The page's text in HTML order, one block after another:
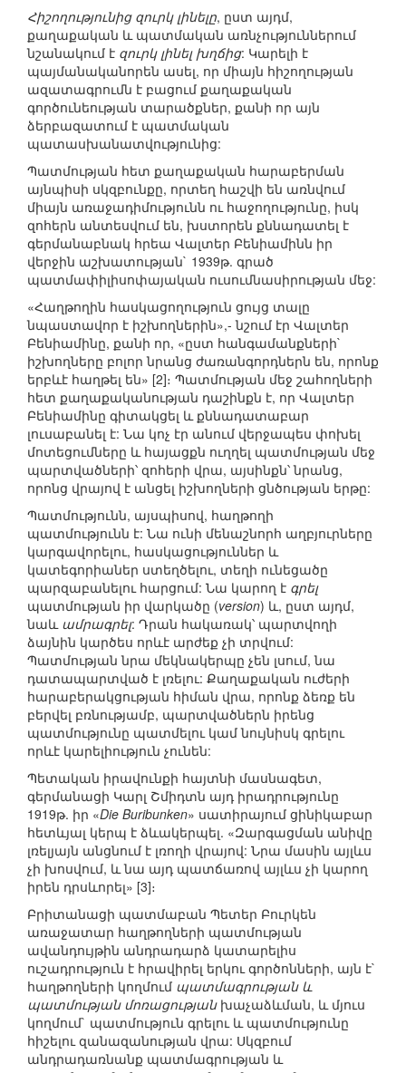
Հիշողությունից զուրկ լինելը, ըստ այդմ,
քաղաքական և պատմական առնչություններում
նշանակում է զուրկ լինել խղճից: Կարելի է
պայմանականորեն ասել, որ միայն հիշողության
ազատագրումն է բացում քաղաքական
գործունեության տարածքներ, քանի որ այն
ձերբազատում է պատմական
պատասխանատվությունից:
Պատմության հետ քաղաքական հարաբերման
այնպիսի սկզբունքը, որտեղ հաշվի են առնվում
միայն առաջադիմությունն ու հաջողությունը, իսկ
զոհերն անտեսվում են, խստորեն քննադատել է
գերմանաբնակ հրեա Վալտեր Բենիամինն իր
վերջին աշխատության` 1939թ. գրած
պատմափիլիսոփայական ուսումնասիրության մեջ:
«Հաղթողին հասկացողություն ցույց տալը
նպաստավոր է իշխողներին»,- նշում էր Վալտեր
Բենիամինը, քանի որ, «ըստ հանգամանքների`
իշխողները բոլոր նրանց ժառանգորդներն են, որոնք
երբևէ հաղթել են» [2]։ Պատմության մեջ շահողների
հետ քաղաքականության դաշինքն է, որ Վալտեր
Բենիամինը գիտակցել և քննադատաբար
լուսաբանել է: Նա կոչ էր անում վերջապես փոխել
մոտեցումները և հայացքն ուղղել պատմության մեջ
պարտվածների՝ զոհերի վրա, այսինքն՝ նրանց,
որոնց վրայով է անցել իշխողների ցնծության երթը:
Պատմությունն, այսպիսով, հաղթողի
պատմությունն է: Նա ունի մենաշնորհ աղբյուրները
կարգավորելու, հասկացություններ և
կատեգորիաներ ստեղծելու, տեղի ունեցածը
պարզաբանելու հարցում: Նա կարող է գրել
պատմության իր վարկածը (version) և, ըստ այդմ,
նաև ամրագրել: Դրան հակառակ՝ պարտվողի
ձայնին կարծես որևէ արժեք չի տրվում:
Պատմության նրա մեկնակերպը չեն լսում, նա
դատապարտված է լռելու: Քաղաքական ուժերի
հարաբերակցության հիման վրա, որոնք ձեռք են
բերվել բռնությամբ, պարտվածներն իրենց
պատմությունը պատմելու կամ նույնիսկ գրելու
որևէ կարելիություն չունեն:
Պետական իրավունքի հայտնի մասնագետ,
գերմանացի Կարլ Շմիդտն այդ իրադրությունը
1919թ. իր «Die Buribunken» սատիրայում ցինիկաբար
հետևյալ կերպ է ձևակերպել. «Զարգացման անիվը
լռելյայն անցնում է լռողի վրայով: Նրա մասին այլևս
չի խոսվում, և նա այդ պատճառով այլևս չի կարող
իրեն դրսևորել» [3]։
Բրիտանացի պատմաբան Պետեր Բուրկեն
առաջատար հաղթողների պատմության
ավանդույթին անդրադարձ կատարելիս
ուշադրություն է հրավիրել երկու գործոնների, այն է`
հաղթողների կողմում պատմագրության և
պատմության մոռացությանխաչաձևման, և մյուս
կողմում` պատմություն գրելու և պատմությունը
հիշելու զանազանության վրա: Սկզբում
անդրադառնանք պատմագրության և